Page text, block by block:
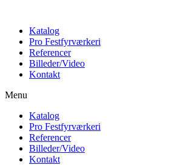
Katalog
Pro Festfyrværkeri
Referencer
Billeder/Video
Kontakt
Menu
Katalog
Pro Festfyrværkeri
Referencer
Billeder/Video
Kontakt